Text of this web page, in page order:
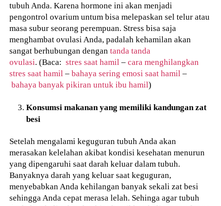
tubuh Anda. Karena hormone ini akan menjadi
pengontrol ovarium untum bisa melepaskan sel telur atau
masa subur seorang perempuan. Stress bisa saja
menghambat ovulasi Anda, padalah kehamilan akan
sangat berhubungan dengantanda tanda
ovulasi. (Baca:stres saat hamil –cara menghilangkan
stres saat hamil –bahaya sering emosi saat hamil –
bahaya banyak pikiran untuk ibu hamil)
Konsumsi makanan yang memiliki kandungan zat
besi
Setelah mengalami keguguran tubuh Anda akan
merasakan kelelahan akibat kondisi kesehatan menurun
yang dipengaruhi saat darah keluar dalam tubuh.
Banyaknya darah yang keluar saat keguguran,
menyebabkan Anda kehilangan banyak sekali zat besi
sehingga Anda cepat merasa lelah. Sehinga agar tubuh